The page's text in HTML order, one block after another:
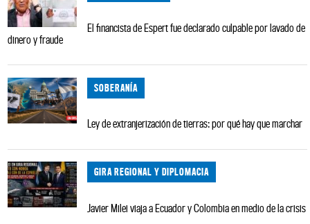
El financista de Espert fue declarado culpable por lavado de
dinero y fraude
SOBERANÍA
Ley de extranjerización de tierras: por qué hay que marchar
GIRA REGIONAL Y DIPLOMACIA
Javier Milei viaja a Ecuador y Colombia en medio de la crisis